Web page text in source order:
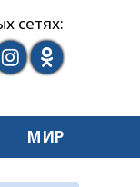
сетях:
МИР